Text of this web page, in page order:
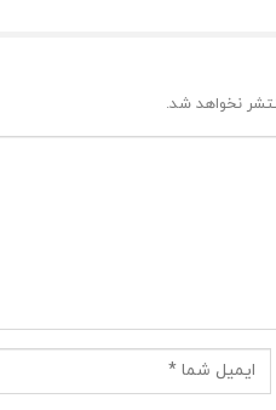
نخواهد شد.